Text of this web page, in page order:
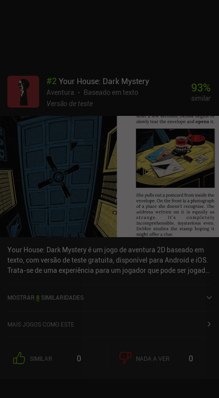
#2 Your House: Dark Mystery
Aventura
Baseado em texto
Versão de teste
93%
similar
Your House: Dark Mystery é um jogo de aventura 2D baseado em
texto, com versão de teste gratuita, disponível para Android e iOS.
Trata-se de uma experiência para um jogador que pode ser jogada
março de 2025 e tem uma avaliação atual de 4,4 em 5,0 no Google
MOSTRAR 8 SIMILARIDADES
MAIS JOGOS COMO ESTE
SIMILAR 0 NADA A VER 0